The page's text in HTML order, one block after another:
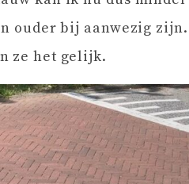
ouder bij aanwezig
ze het gelijk.